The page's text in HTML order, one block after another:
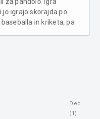
jo igrajo skorajda po
in kriketa, pa
Dec
(1)